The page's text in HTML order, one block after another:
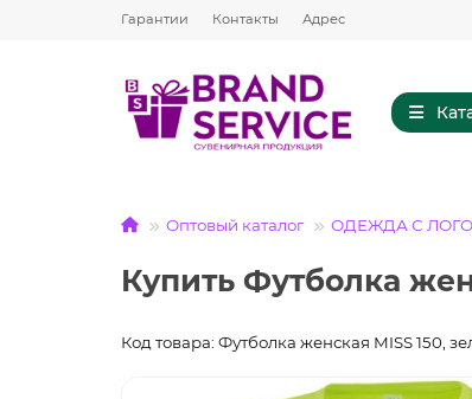
Гарантии Контакты Адрес
Оптовый каталог ОДЕЖДА С
Купить Футболка
Код товара: Футболка женская MISS 150,